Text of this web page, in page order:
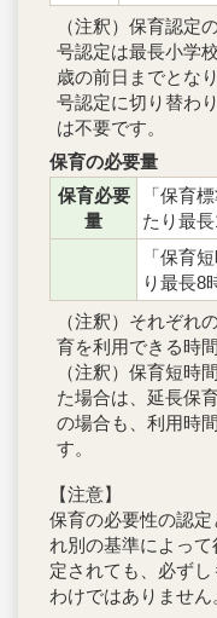
（注釈）保育認定
号認定は最長小学
歳の前日までとな
号認定に切り替わ
は不要です。
保育の必要量
保育必要
量
「保育
たり最長
「保育
り最長8
（注釈）それぞれ
育を利用できる時
（注釈）保育短時
た場合は、延長保
の場合も、利用時
す。
【注意】
保育の必要性の認
れ別の基準によっ
定されても、必ず
わけではありません